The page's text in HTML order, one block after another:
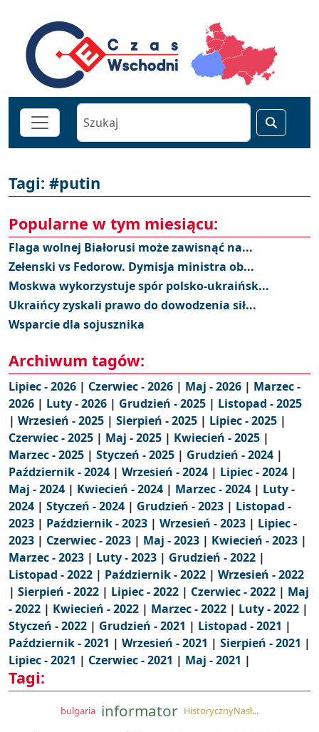
Tagi: #putin
Popularne w tym miesiącu:
Flaga wolnej Białorusi może zawisnąć na...
Zełenski vs Fedorow. Dymisja ministra ob...
Moskwa wykorzystuje spór polsko-ukraińsk...
Ukraińcy zyskali prawo do dowodzenia sił...
Wsparcie dla sojusznika
Archiwum tagów:
Lipiec - 2026 | Czerwiec - 2026 | Maj - 2026 | Marzec -
2026 | Luty - 2026 | Grudzień - 2025 | Listopad - 2025
| Wrzesień - 2025 | Sierpień - 2025 | Lipiec - 2025 |
Czerwiec - 2025 | Maj - 2025 | Kwiecień - 2025 |
Marzec - 2025 | Styczeń - 2025 | Grudzień - 2024 |
Październik - 2024 | Wrzesień - 2024 | Lipiec - 2024 |
Maj - 2024 | Kwiecień - 2024 | Marzec - 2024 | Luty -
2024 | Styczeń - 2024 | Grudzień - 2023 | Listopad -
2023 | Październik - 2023 | Wrzesień - 2023 | Lipiec -
2023 | Czerwiec - 2023 | Maj - 2023 | Kwiecień - 2023 |
Marzec - 2023 | Luty - 2023 | Grudzień - 2022 |
Listopad - 2022 | Październik - 2022 | Wrzesień - 2022
| Sierpień - 2022 | Lipiec - 2022 | Czerwiec - 2022 | Maj
- 2022 | Kwiecień - 2022 | Marzec - 2022 | Luty - 2022 |
Styczeń - 2022 | Grudzień - 2021 | Listopad - 2021 |
Październik - 2021 | Wrzesień - 2021 | Sierpień - 2021 |
Lipiec - 2021 | Czerwiec - 2021 | Maj - 2021 |
Tagi:
bulgaria informator HistorycznyNasł...